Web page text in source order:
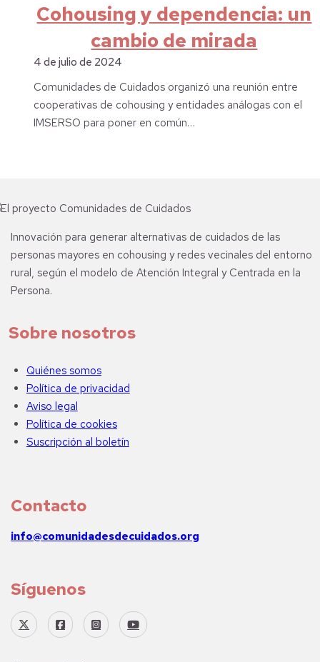
Cohousing y dependencia: un
cambio de mirada
4 de julio de 2024
Comunidades de Cuidados organizó una reunión entre
cooperativas de cohousing y entidades análogas con el
IMSERSO para poner en común…
Innovación para generar alternativas de cuidados de las
personas mayores en cohousing y redes vecinales del entorno
rural, según el modelo de Atención Integral y Centrada en la
Persona.
Sobre nosotros
Quiénes somos
Política de privacidad
Aviso legal
Política de cookies
Suscripción al boletín
Contacto
info@comunidadesdecuidados.org
Síguenos